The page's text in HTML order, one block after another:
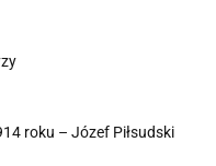
roku – Józef Piłsudski